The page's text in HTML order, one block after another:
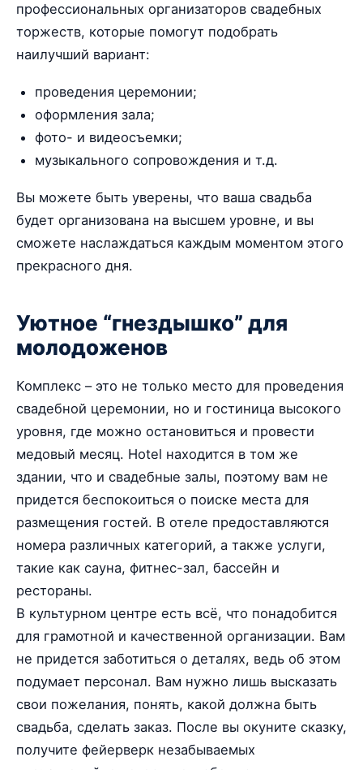
профессиональных организаторов свадебных
торжеств, которые помогут подобрать
наилучший вариант:
проведения церемонии;
оформления зала;
фото- и видеосъемки;
музыкального сопровождения и т.д.
Вы можете быть уверены, что ваша свадьба
будет организована на высшем уровне, и вы
сможете наслаждаться каждым моментом этого
прекрасного дня.
Уютное “гнездышко” для
молодоженов
Комплекс – это не только место для проведения
свадебной церемонии, но и гостиница высокого
уровня, где можно остановиться и провести
медовый месяц. Hotel находится в том же
здании, что и свадебные залы, поэтому вам не
придется беспокоиться о поиске места для
размещения гостей. В отеле предоставляются
номера различных категорий, а также услуги,
такие как сауна, фитнес-зал, бассейн и
рестораны.
В культурном центре есть всё, что понадобится
для грамотной и качественной организации. Вам
не придется заботиться о деталях, ведь об этом
подумает персонал. Вам нужно лишь высказать
свои пожелания, понять, какой должна быть
свадьба, сделать заказ. После вы окуните сказку,
получите фейерверк незабываемых